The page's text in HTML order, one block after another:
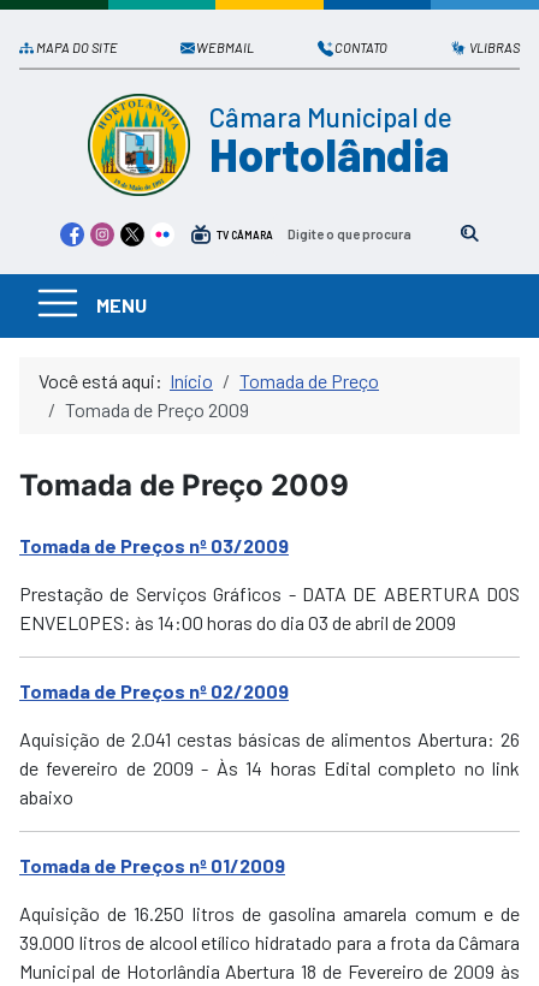
MAPA DO SITE WEBMAIL CONTATO VLIBRAS
Câmara Municipal de
Hortolândia
TV CÂMARA
MENU
Você está aqui: Início
Tomada de Preço
Tomada de Preço 2009
Tomada de Preço 2009
Tomada de Preços nº 03/2009
Prestação de Serviços Gráficos - DATA DE ABERTURA DOS
ENVELOPES: às 14:00 horas do dia 03 de abril de 2009
Tomada de Preços nº 02/2009
Aquisição de 2.041 cestas básicas de alimentos Abertura: 26
de fevereiro de 2009 - Às 14 horas Edital completo no link
abaixo
Tomada de Preços nº 01/2009
Aquisição de 16.250 litros de gasolina amarela comum e de
39.000 litros de alcool etílico hidratado para a frota da Câmara
Municipal de Hotorlândia Abertura 18 de Fevereiro de 2009 às